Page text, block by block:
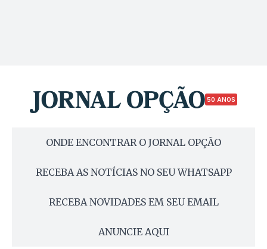
50 ANOS
ONDE ENCONTRAR O JORNAL OPÇÃO
RECEBA AS NOTÍCIAS NO SEU WHATSAPP
RECEBA NOVIDADES EM SEU EMAIL
ANUNCIE AQUI